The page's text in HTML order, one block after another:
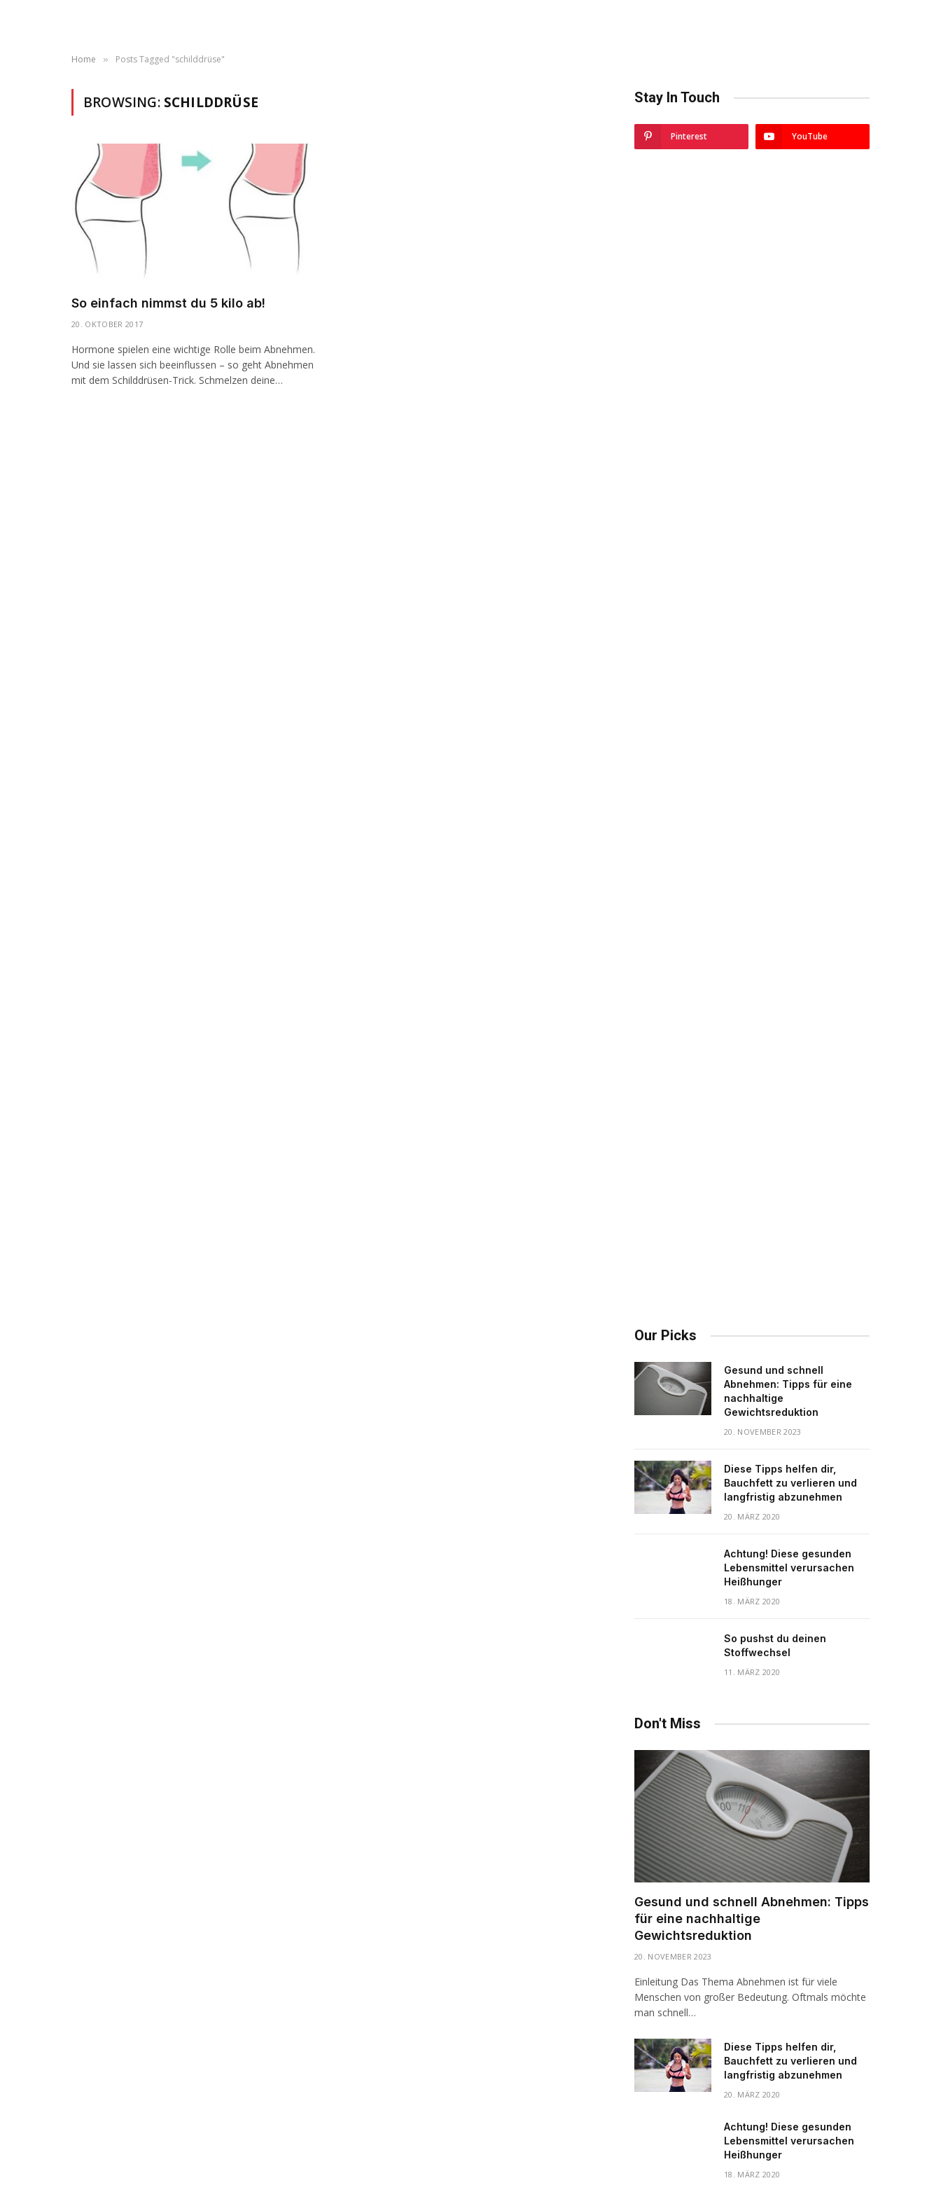
Home » Posts Tagged "schilddrüse"
BROWSING: SCHILDDRÜSE
So einfach nimmst du 5 kilo ab!
20. OKTOBER 2017
Hormone spielen eine wichtige Rolle beim Abnehmen.
Und sie lassen sich beeinflussen – so geht Abnehmen
mit dem Schilddrüsen-Trick. Schmelzen deine…
Stay In Touch
Pinterest YouTube
Our Picks
Gesund und schnell
Abnehmen: Tipps für eine
nachhaltige
Gewichtsreduktion
20. NOVEMBER 2023
Diese Tipps helfen dir,
Bauchfett zu verlieren und
langfristig abzunehmen
20. MÄRZ 2020
Achtung! Diese gesunden
Lebensmittel verursachen
Heißhunger
18. MÄRZ 2020
So pushst du deinen
Stoffwechsel
11. MÄRZ 2020
Don't Miss
Gesund und schnell Abnehmen: Tipps
für eine nachhaltige
Gewichtsreduktion
20. NOVEMBER 2023
Einleitung Das Thema Abnehmen ist für viele
Menschen von großer Bedeutung. Oftmals möchte
man schnell…
Diese Tipps helfen dir,
Bauchfett zu verlieren und
langfristig abzunehmen
20. MÄRZ 2020
Achtung! Diese gesunden
Lebensmittel verursachen
Heißhunger
18. MÄRZ 2020